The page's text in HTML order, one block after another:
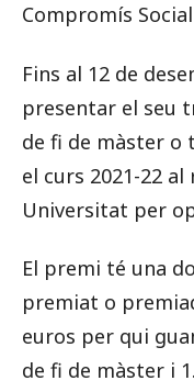
Compromís Social
Fins al 12 de
presentar el seu
de fi de màster o
el curs 2021-22
Universitat per
El premi té una
premiat o
euros per qui
de fi de màster i